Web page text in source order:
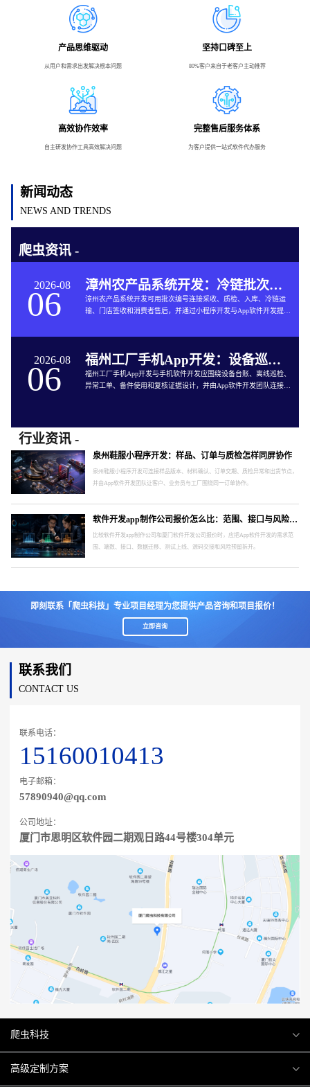
产品思维驱动
从用户和需求出发解决根本问题
坚持口碑至上
80%客户来自于老客户主动推荐
高效协作效率
自主研发协作工具高效解决问题
完整售后服务体系
为客户提供一站式软件代办服务
新闻动态
NEWS AND TRENDS
爬虫资讯 -
2026-08
06 漳州农产品系统开发：冷链批次如何连接仓储与售后
漳州农产品系统开发可用批次编号连接采收、质检、入库、冷链运
输、门店签收和消费者售后，并通过小程序开发与App软件开发提供
2026-08
06 福州工厂手机App开发：设备巡检如何兼顾离线与追责
福州工厂手机App开发与手机软件开发应围绕设备台账、离线巡检、
异常工单、备件使用和复核证据设计，并由App软件开发团队连接生
行业资讯 -
泉州鞋服小程序开发：样品、订单与质检怎样同屏协作
泉州鞋服小程序开发可连接样品版本、材料确认、订单交期、质检异常和出货节点，
并由App软件开发团队让客户、业务员与工厂围绕同一订单协作。
软件开发app制作公司报价怎么比：范围、接口与风险要分开
比较软件开发app制作公司和厦门软件开发公司报价时，应把App软件开发的需求范
围、端数、接口、数据迁移、测试上线、源码交接和风险预留拆开。
即刻联系「爬虫科技」专业项目经理为您提供产品咨询和项目报价！
立即咨询
联系我们
CONTACT US
联系电话：
15160010413
电子邮箱：
57890940@qq.com
公司地址：
厦门市思明区软件园二期观日路44号楼304单元
爬虫科技
爬虫案例
高级定制方案